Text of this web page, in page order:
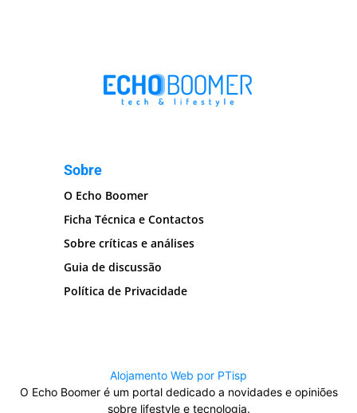
Sobre
O Echo Boomer
Ficha Técnica e Contactos
Sobre críticas e análises
Guia de discussão
Política de Privacidade
Alojamento Web por PTisp
O Echo Boomer é um portal dedicado a novidades e opiniões
sobre lifestyle e tecnologia.